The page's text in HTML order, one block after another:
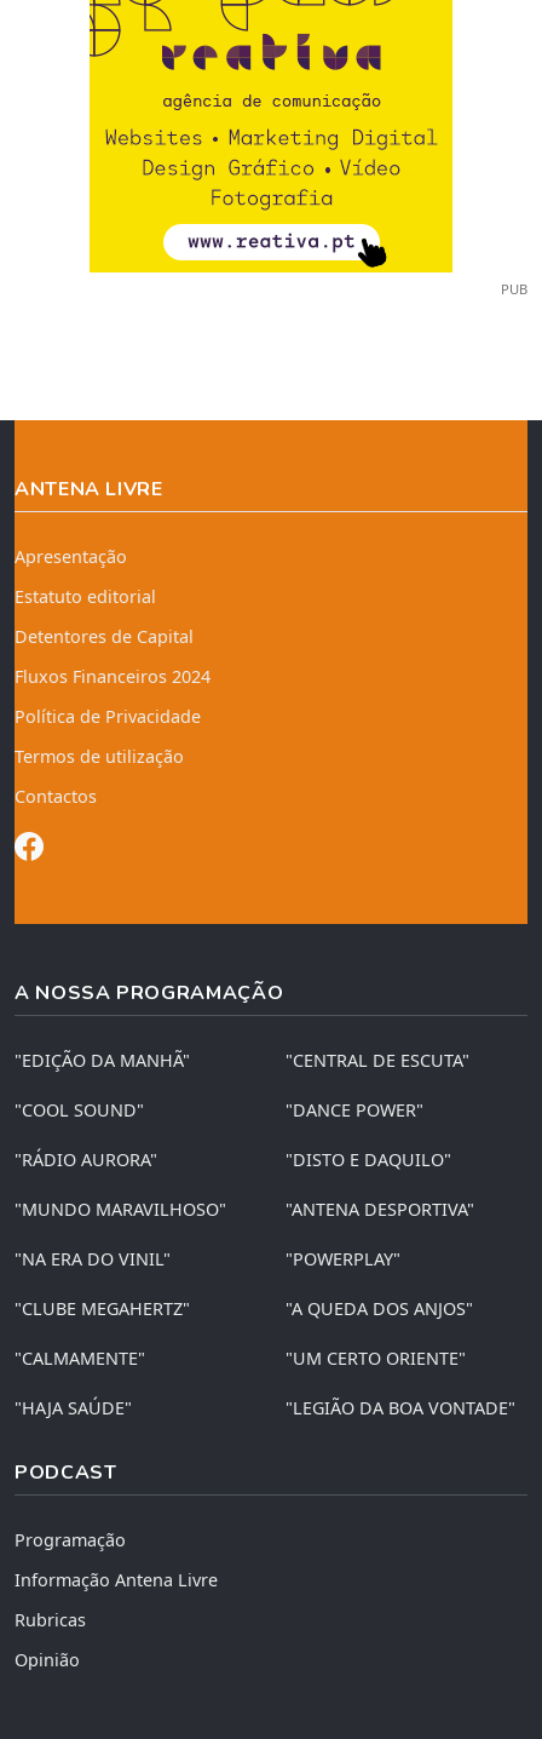
PUB
ANTENA LIVRE
Apresentação
Estatuto editorial
Detentores de Capital
Fluxos Financeiros 2024
Política de Privacidade
Termos de utilização
Contactos
A NOSSA PROGRAMAÇÃO
"EDIÇÃO DA MANHÃ" "CENTRAL DE ESCUTA"
"COOL SOUND" "DANCE POWER"
"RÁDIO AURORA" "DISTO E DAQUILO"
"MUNDO MARAVILHOSO" "ANTENA DESPORTIVA"
"NA ERA DO VINIL" "POWERPLAY"
"CLUBE MEGAHERTZ" "A QUEDA DOS ANJOS"
"CALMAMENTE" "UM CERTO ORIENTE"
"HAJA SAÚDE" "LEGIÃO DA BOA VONTADE"
PODCAST
Programação
Informação Antena Livre
Rubricas
Opinião